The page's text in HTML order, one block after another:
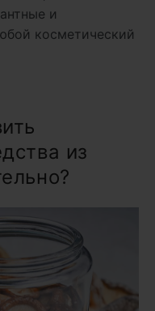
и
косметический
из